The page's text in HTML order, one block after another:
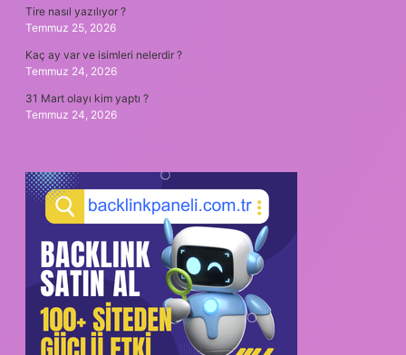
Tire nasıl yazılıyor ?
Temmuz 25, 2026
Kaç ay var ve isimleri nelerdir ?
Temmuz 24, 2026
31 Mart olayı kim yaptı ?
Temmuz 24, 2026